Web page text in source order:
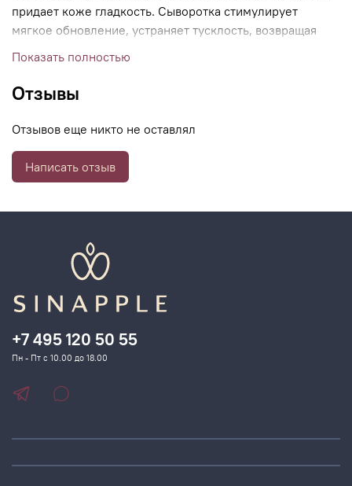
придает коже гладкость. Сыворотка стимулирует
мягкое обновление, устраняет тусклость, возвращая
коже ровный тон и здоровое сияние.
Показать полностью
Отзывы
Отзывов еще никто не оставлял
Написать отзыв
+7 495 120 50 55
Пн - Пт с 10.00 до 18.00